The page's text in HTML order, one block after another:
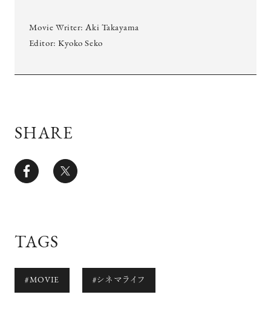
Movie Writer: Aki Takayama
Editor: Kyoko Seko
SHARE
TAGS
#MOVIE #シネマライフ